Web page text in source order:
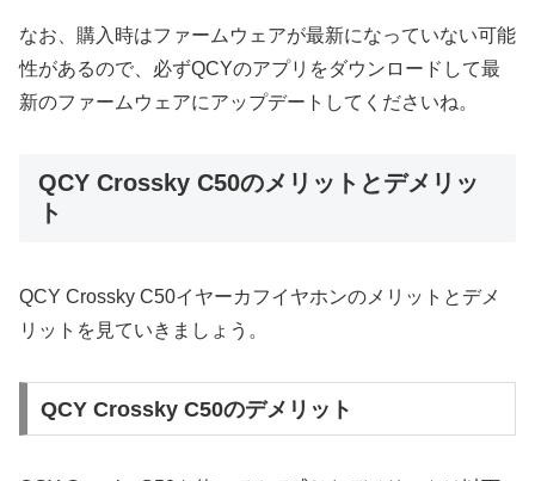
なお、購入時はファームウェアが最新になっていない可能
性があるので、必ずQCYのアプリをダウンロードして最
新のファームウェアにアップデートしてくださいね。
QCY Crossky C50のメリットとデメリッ
ト
QCY Crossky C50イヤーカフイヤホンのメリットとデメ
リットを見ていきましょう。
QCY Crossky C50のデメリット